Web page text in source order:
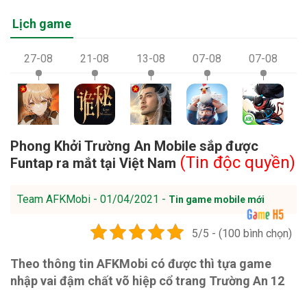
Lịch game
27-08 21-08 13-08 07-08 07-08
Phong Khởi Trường An Mobile sắp được
Funtap ra mắt tại Việt Nam (Tin độc quyền)
Team AFKMobi - 01/04/2021 - Tin game mobile mới
5/5 - (100 bình chọn)
Theo thông tin AFKMobi có được thì tựa game
nhập vai đậm chất võ hiệp cổ trang Trường An 12